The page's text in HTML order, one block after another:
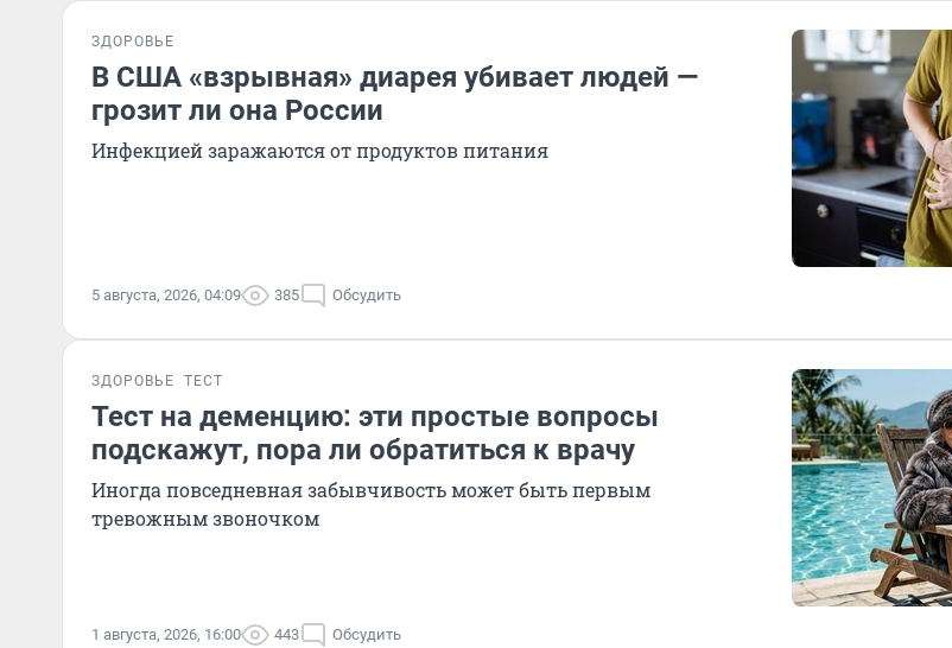
ЗДОРОВЬЕ
В США «взрывная» диарея убивает людей —
грозит ли она России
Инфекцией заражаются от продуктов питания
5 августа, 2026, 04:09 385 Обсудить
ЗДОРОВЬЕ ТЕСТ
Тест на деменцию: эти простые вопросы
подскажут, пора ли обратиться к врачу
Иногда повседневная забывчивость может быть первым
тревожным звоночком
1 августа, 2026, 16:00 443 Обсудить